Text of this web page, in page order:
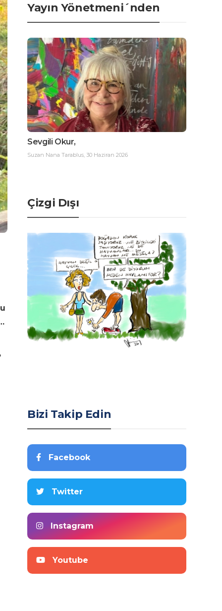
Yayın Yönetmeni´nden
Sevgili Okur,
Suzan Nana Tarablus, 30 Haziran 2026
Çizgi Dışı
Bizi Takip Edin
Facebook
Twitter
Instagram
Youtube